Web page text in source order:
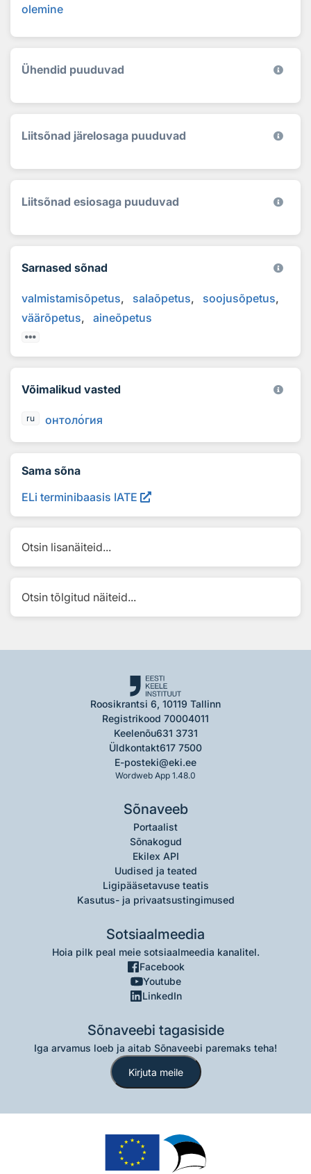
olemine
Ühendid puuduvad
Liitsõnad järelosaga puuduvad
Liitsõnad esiosaga puuduvad
Sarnased sõnad
valmistamisõpetus salaõpetus
soojusõpetus
väärõpetus
aineõpetus
Võimalikud vasted
ru онтология
Sama sõna
ELi terminibaasis IATE
Otsin lisanäiteid...
Otsin tõlgitud näiteid...
Roosikrantsi 6, 10119 Tallinn
Registrikood 70004011
Keelenõu631 3731
Üldkontakt617 7500
E-posteki@eki.ee
Wordweb App 1.48.0
Sõnaveeb
Portaalist
Sõnakogud
Ekilex API
Uudised ja teated
Ligipääsetavuse teatis
Kasutus- ja privaatsustingimused
Sotsiaalmeedia
Hoia pilk peal meie sotsiaalmeedia kanalitel.
Facebook
Youtube
LinkedIn
Sõnaveebi tagasiside
Iga arvamus loeb ja aitab Sõnaveebi paremaks teha!
Kirjuta meile